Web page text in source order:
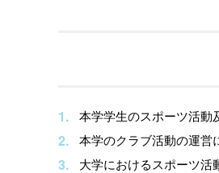
本学学生のスポーツ活動
本学のクラブ活動の運営
大学におけるスポーツ活